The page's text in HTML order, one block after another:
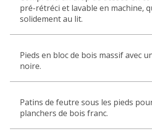
pré-rétréci et lavable en machine,
solidement au lit.
Pieds en bloc de bois massif avec
noire.
Patins de feutre sous les pieds
planchers de bois franc.